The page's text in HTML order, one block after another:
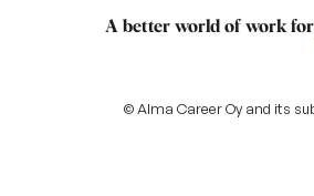
A better world of work for
© Alma Career Oy and its